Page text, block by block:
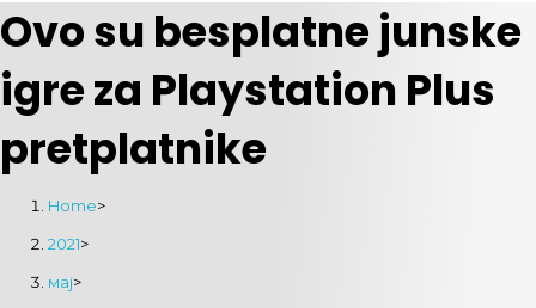
Ovo su besplatne junske
igre za Playstation Plus
pretplatnike
Home>
2021>
мај>